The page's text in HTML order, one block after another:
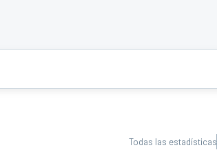
Todas las estadísticas